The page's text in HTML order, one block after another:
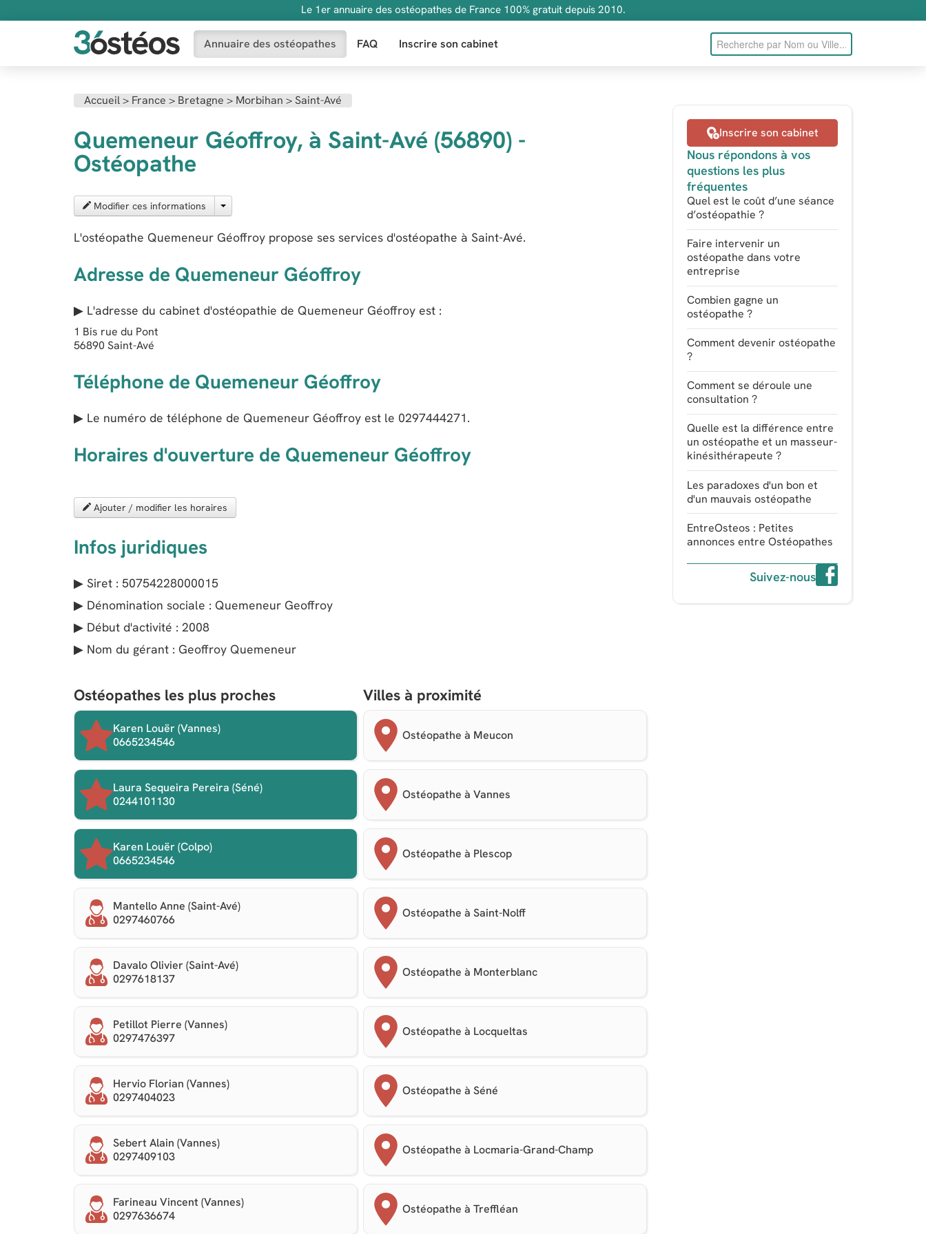
Le 1er annuaire des ostéopathes de France 100% gratuit depuis 2010.
Annuaire des ostéopathes FAQ Inscrire son cabinet
Accueil> France > Bretagne > Morbihan >Saint-Avé
Quemeneur Géoffroy, à Saint-Avé (56890) -
Ostéopathe
Modifier ces informations
L'ostéopathe Quemeneur Géoffroy propose ses services d'ostéopathe à Saint-Avé.
Adresse de Quemeneur Géoffroy
▶ L'adresse du cabinet d'ostéopathie de Quemeneur Géoffroy est :
1 Bis rue du Pont
56890 Saint-Avé
Téléphone de Quemeneur Géoffroy
▶ Le numéro de téléphone de Quemeneur Géoffroy est le 0297444271.
Horaires d'ouverture de Quemeneur Géoffroy
Ajouter / modifier les horaires
Infos juridiques
▶ Siret : 50754228000015
▶ Dénomination sociale : Quemeneur Geoffroy
▶ Début d'activité : 2008
▶ Nom du gérant : Geoffroy Quemeneur
Ostéopathes les plus proches
Karen Louër (Vannes)
0665234546
Laura Sequeira Pereira (Séné)
0244101130
Karen Louër (Colpo)
0665234546
Mantello Anne (Saint-Avé)
0297460766
Davalo Olivier (Saint-Avé)
0297618137
Petillot Pierre (Vannes)
0297476397
Hervio Florian (Vannes)
0297404023
Sebert Alain (Vannes)
0297409103
Farineau Vincent (Vannes)
0297636674
Villes à proximité
Ostéopathe à Meucon
Ostéopathe à Vannes
Ostéopathe à Plescop
Ostéopathe à Saint-Nolff
Ostéopathe à Monterblanc
Ostéopathe à Locqueltas
Ostéopathe à Séné
Ostéopathe à Locmaria-Grand-Champ
Ostéopathe à Treffléan
Inscrire son cabinet
Nous répondons à vos
questions les plus
fréquentes
Quel est le coût d’une séance
d’ostéopathie ?
Faire intervenir un
ostéopathe dans votre
entreprise
Combien gagne un
ostéopathe ?
Comment devenir ostéopathe
?
Comment se déroule une
consultation ?
Quelle est la différence entre
un ostéopathe et un masseur-
kinésithérapeute ?
Les paradoxes d'un bon et
d'un mauvais ostéopathe
EntreOsteos : Petites
annonces entre Ostéopathes
Suivez-nous